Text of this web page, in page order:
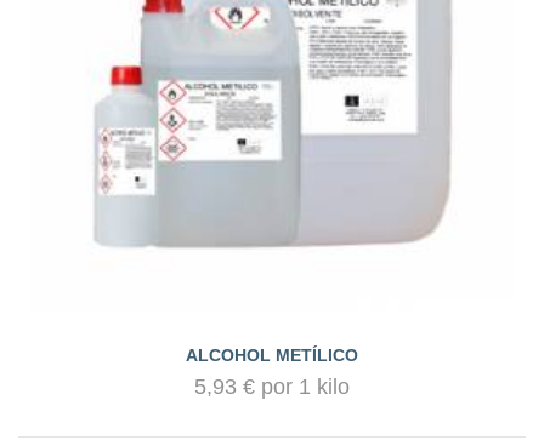
ALCOHOL METÍLICO
5,93 € por 1 kilo